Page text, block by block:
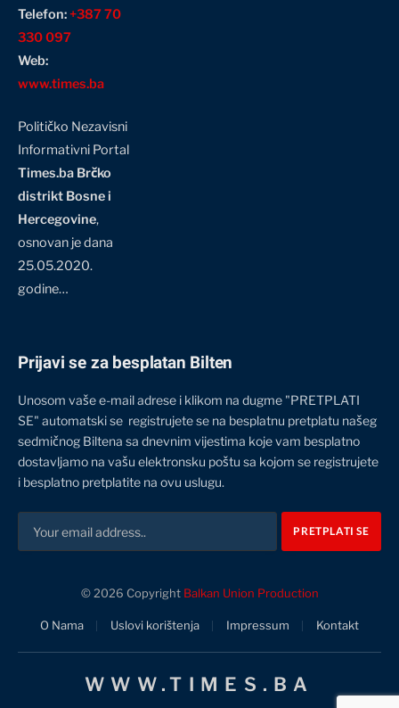
Telefon:+387 70
330 097
Web:
www.times.ba
Političko Nezavisni
Informativni Portal
Times.ba Brčko
distrikt Bosne i
Hercegovine,
osnovan je dana
25.05.2020.
godine…
Prijavi se za besplatan Bilten
Unosom vaše e-mail adrese i klikom na dugme "PRETPLATI
SE" automatski se registrujete se na besplatnu pretplatu našeg
sedmičnog Biltena sa dnevnim vijestima koje vam besplatno
dostavljamo na vašu elektronsku poštu sa kojom se registrujete
i besplatno pretplatite na ovu uslugu.
© 2026 Copyright Balkan Union Production
O Nama Uslovi korištenja Impressum Kontakt
WWW.TIMES.BA